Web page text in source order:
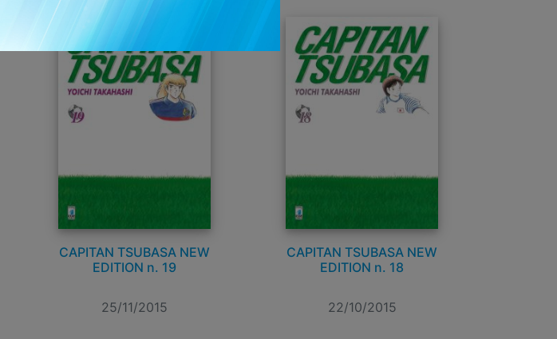
CAPITAN TSUBASA NEW
EDITION n. 19
25/11/2015
CAPITAN TSUBASA NEW
EDITION n. 18
22/10/2015